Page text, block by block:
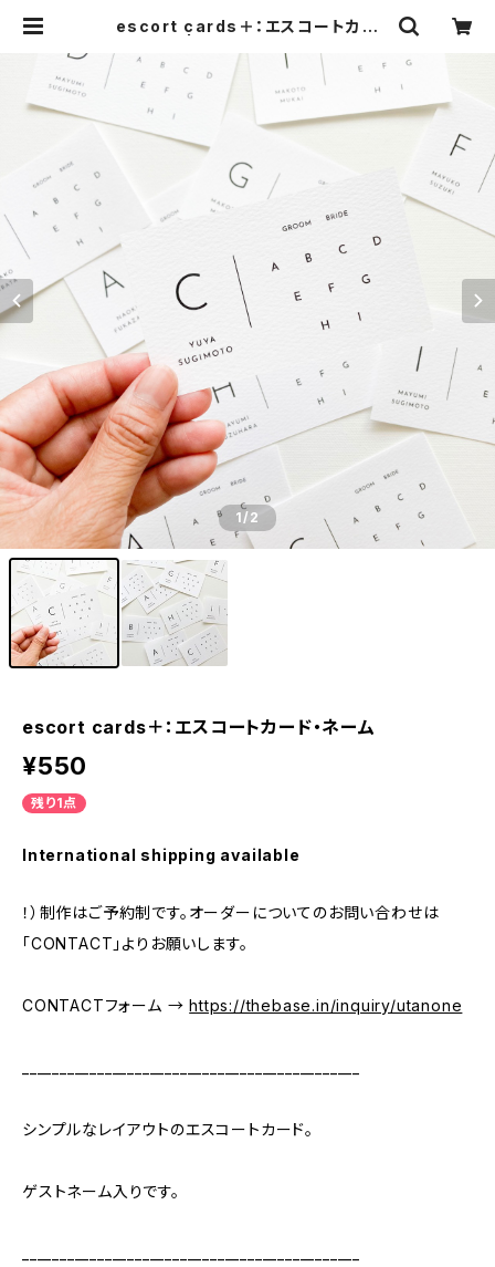
escort cards＋：エスコートカー
ign -
1/2
escort cards＋：エスコートカード・ネーム
¥550
残り1点
International shipping available
！）制作はご予約制です。オーダーについてのお問い合わせは
「CONTACT」よりお願いします。
CONTACTフォーム →https://thebase.in/inquiry/utanone
シンプルなレイアウトのエスコートカード。
ゲストネーム入りです。